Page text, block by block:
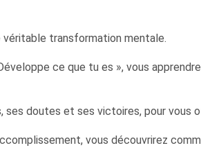
véritable transformation mentale.
ce que tu es », vous
ses doutes et ses victoires, pour
vous découvrirez